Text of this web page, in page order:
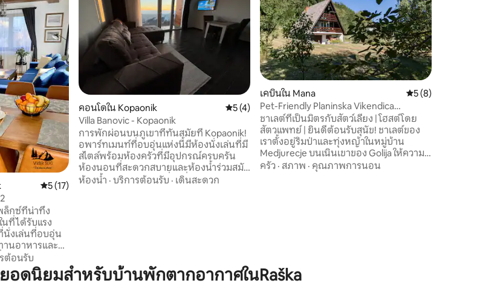
คะแนนเฉลี่ย 5 จาก 5, 17 รีวิว
5 (17)
ล็กซ์ที่น่าทึ่ง
นั่งเล่นที่อบอุ่น
านอาหารและ
อุปกรณ์ครบ
งนอนที่สองมี
นคลายเหมือน
ต้อนรับ
คอนโดใน Kopaonik คะแนนเฉลี่ย 5 จาก 5, 4 รีวิว
5 (4)
Villa Banovic - Kopaonik
การพักผ่อนบนภูเขาที่ทันสมัยที่ Kopaonik!
อพาร์ทเมนท์ที่อบอุ่นแห่งนี้มีห้องนั่งเล่นที่มี
สไตล์พร้อมห้องครัวที่มีอุปกรณ์ครบครัน
ห้องนอนที่สะดวกสบายและห้องน้ำร่วมสมัย
เพลิดเพลินกับวิวภูเขาที่น่าทึ่งและ
Kopaonik ของคุณ
ห้องน้ำ · บริการต้อนรับ · เดินสะดวก
เคบินใน Mana คะแนนเฉลี่ย 5 จา
5 (8)
Pet-Friendly Planinska Vikendica
Međurečje
ชาเลต์ที่เป็นมิตรกับสัตว์เลี้ยง | โฮสต์โดย
สัตวแพทย์ | ยินดีต้อนรับสุนัข! ชาเลต์ของ
เราตั้งอยู่ริมป่าและทุ่งหญ้าในหมู่บ้าน
Medjurecje บนเนินเขาของ Golija ให้ความ
สงบและหลีกหนีจากชีวิตในเมืองได้อย่าง
สมบูรณ์แบบ ล้อมรอบด้วยภูเขา Javor และ
ครัว · สภาพ · คุณภาพการนอน
อดนิยมสำหรับบ้านพักตากอากาศในRaška